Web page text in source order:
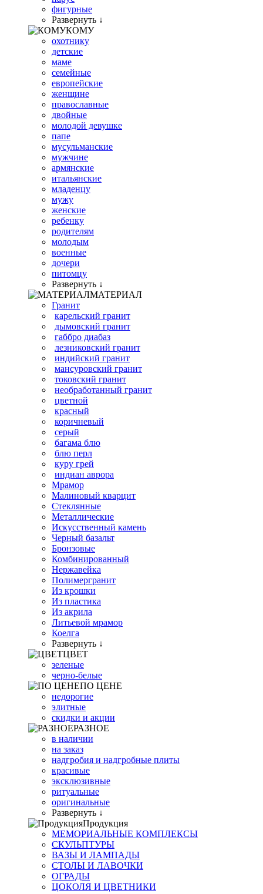
фигурные
Развернуть ↓
КОМУ
охотнику
детские
маме
семейные
европейские
женщине
православные
двойные
молодой девушке
папе
мусульманские
мужчине
армянские
итальянские
младенцу
мужу
женские
ребенку
родителям
молодым
военные
дочери
питомцу
Развернуть ↓
МАТЕРИАЛ
Гранит
карельский гранит
дымовский гранит
габбро диабаз
лезниковский гранит
индийский гранит
мансуровский гранит
токовский гранит
необработанный гранит
цветной
красный
коричневый
серый
багама блю
блю перл
куру грей
индиан аврора
Мрамор
Малиновый кварцит
Стеклянные
Металлические
Искусственный камень
Черный базальт
Бронзовые
Комбинированный
Нержавейка
Полимергранит
Из крошки
Из пластика
Из акрила
Литьевой мрамор
Коелга
Развернуть ↓
ЦВЕТ
зеленые
черно-белые
ПО ЦЕНЕ
недорогие
элитные
скидки и акции
РАЗНОЕ
в наличии
на заказ
надгробия и надгробные плиты
красивые
эксклюзивные
ритуальные
оригинальные
Развернуть ↓
Продукция
МЕМОРИАЛЬНЫЕ КОМПЛЕКСЫ
СКУЛЬПТУРЫ
ВАЗЫ И ЛАМПАДЫ
СТОЛЫ И ЛАВОЧКИ
ОГРАДЫ
ЦОКОЛЯ И ЦВЕТНИКИ